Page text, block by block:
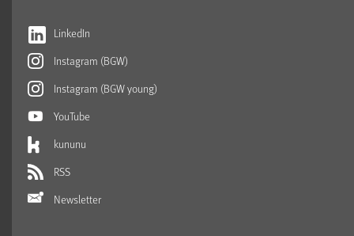
LinkedIn
Instagram (BGW)
Instagram (BGW young)
YouTube
kununu
RSS
Newsletter